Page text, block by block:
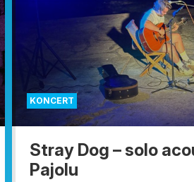
KONCERT
Stray Dog – solo
Pajolu